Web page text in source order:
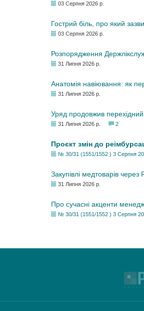
03 Серпня 2026 р.
Гострий біль, про який
03 Серпня 2026 р.
Розпорядження
31 Липня 2026 р.
Анатомія навіювання: як
31 Липня 2026 р.
Уряд продовжив
31 Липня 2026 р. 2
Проєкт змін до
№ 30/31 (1551/1552 ) 3 Серпня
Закупівлі медтоварів через
31 Липня 2026 р.
Про сучасні акценти
№ 30/31 (1551/1552 ) 3 Серпня